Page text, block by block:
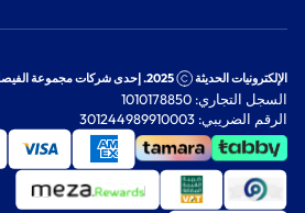
الإلكترونيات الحديثة 2025. إحدى شركات مجموعة الفيصلية
السجل التجاري: 1010178850
الرقم الضريبي: 301244989910003